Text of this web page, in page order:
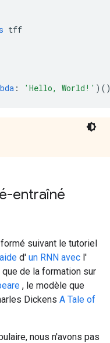
tff
: 'Hello, World!'
entraîné
suivant le tutoriel
aide d' un RNN avec l'
que de la formation sur
, le modèle que
Dickens A Tale of
nous n'avons pas